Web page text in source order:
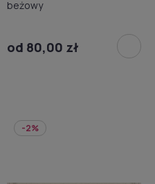
beżowy
od 80,00 zł
-2%